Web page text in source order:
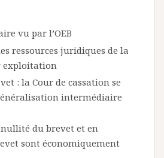
vu par l’OEB
ressources juridiques de la
exploitation
: la Cour de cassation se
intermédiaire
du brevet et en
sont économiquement